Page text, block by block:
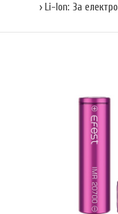
Li-Ion: За